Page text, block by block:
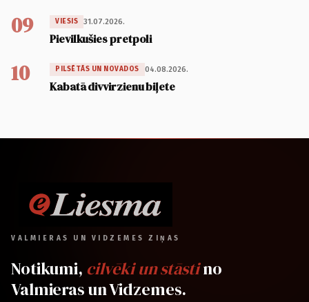
09 VIESIS 31.07.2026.
Pievilkušies pretpoli
10 PILSĒTĀS UN NOVADOS 04.08.2026.
Kabatā divvirzienu biļete
VALMIERAS UN VIDZEMES ZIŅAS
Notikumi, cilvēki un stāstino
Valmieras un Vidzemes.